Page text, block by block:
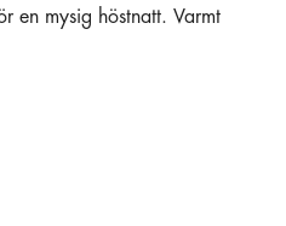
en mysig höstnatt. Varmt